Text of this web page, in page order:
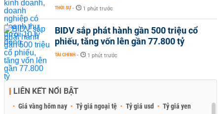
THỜI SỰ - 1 phút trước
BIDV sắp phát hành gần 500 triệu cổ
phiếu, tăng vốn lên gần 77.800 tỷ
TÀI CHÍNH - 1 phút trước
LIÊN KẾT NỔI BẬT
Giá vàng hôm nay Tỷ giá ngoại tệ Tỷ giá usd Tỷ giá yen